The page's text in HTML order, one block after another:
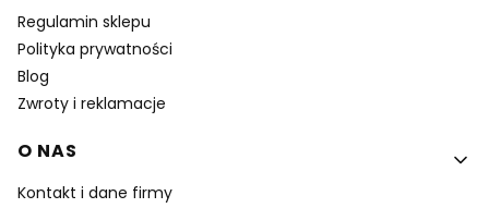
Regulamin sklepu
Polityka prywatności
Blog
Zwroty i reklamacje
O NAS
Kontakt i dane firmy